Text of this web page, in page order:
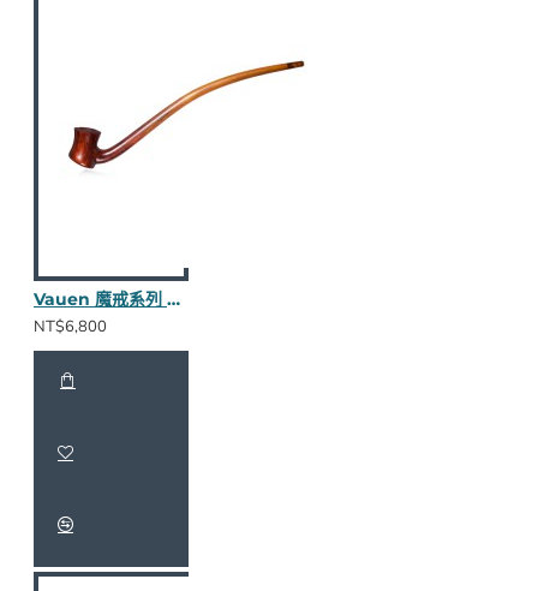
Vauen 魔戒系列 Doran 長斗
NT$6,800